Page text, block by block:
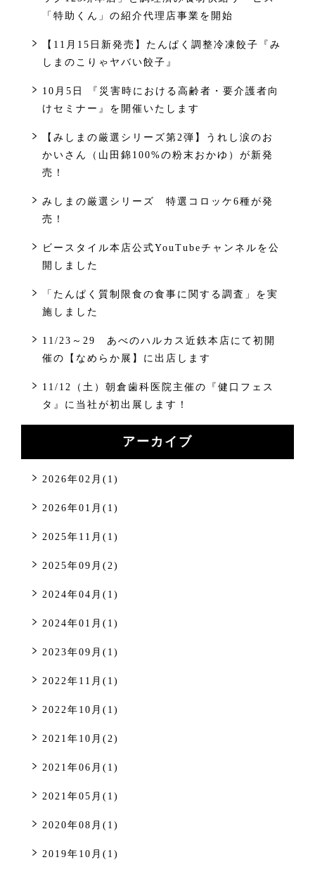
「特助くん」の紹介代理店事業を開始
【11月15日新発売】たんぱく調整冷凍餃子『み
しまのこりゃヤバい餃子』
10月5日 『災害時における高齢者・要介護者向
けセミナー』を開催いたします
【みしまの厳選シリーズ第2弾】うれし涙のお
かいさん（山田錦100%の粉末おかゆ）が新発
売！
みしまの厳選シリーズ 特選コロッケ6種が発
売！
ビースタイル本店公式YouTubeチャンネルを公
開しました
「たんぱく質制限食の食事に関する調査」を実
施しました
11/23～29 あべのハルカス近鉄本店にて初開
催の【なめらか展】に出店します
11/12（土）朝倉歯科医院主催の『健口フェス
タ』に当社が初出展します！
アーカイブ
2026年02月(1)
2026年01月(1)
2025年11月(1)
2025年09月(2)
2024年04月(1)
2024年01月(1)
2023年09月(1)
2022年11月(1)
2022年10月(1)
2021年10月(2)
2021年06月(1)
2021年05月(1)
2020年08月(1)
2019年10月(1)